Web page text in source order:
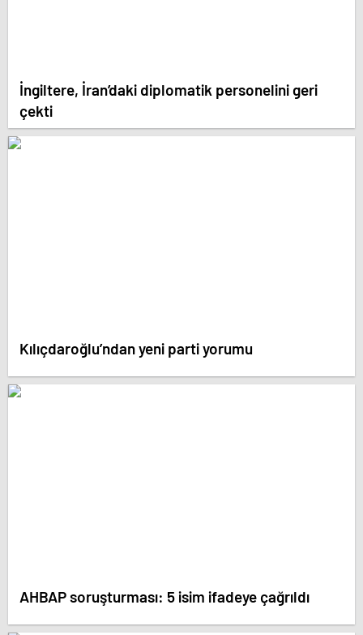
İngiltere, İran’daki diplomatik personelini geri
çekti
Kılıçdaroğlu’ndan yeni parti yorumu
AHBAP soruşturması: 5 isim ifadeye çağrıldı